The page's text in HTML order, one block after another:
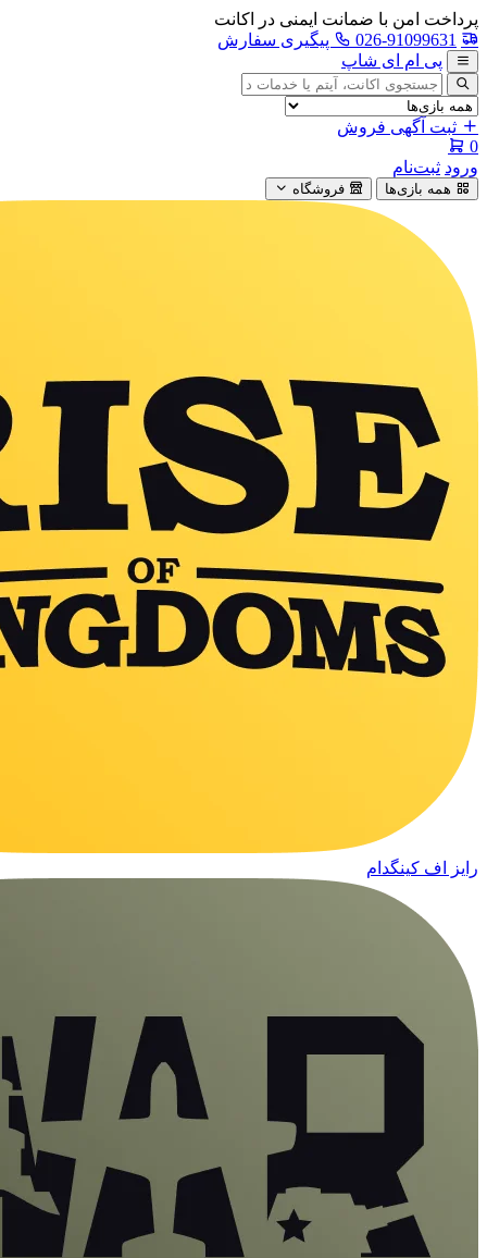
پرداخت امن با ضمانت ایمنی در اکانت
026-91099631
پیگیری سفارش
پی ام ای شاپ
جستجوی
آگهی
ثبت آگهی فروش
0
ورود ثبت‌نام
همه بازی‌ها فروشگاه
رایز اف کینگدام